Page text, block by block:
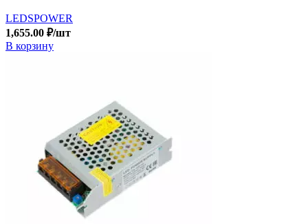
LEDSPOWER
1,655.00 ₽/шт
В корзину